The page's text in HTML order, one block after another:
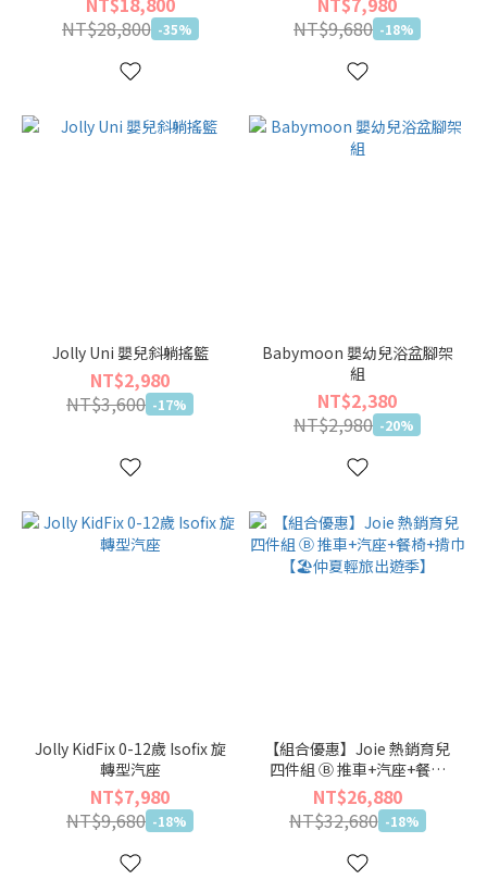
NT$28,800 -35%
NT$9,680 -18%
Jolly Uni 嬰兒斜躺搖籃
NT$2,980
NT$3,600 -17%
Babymoon 嬰幼兒浴盆腳架
組
NT$2,380
NT$2,980 -20%
Jolly KidFix 0-12歲 Isofix 旋
轉型汽座
NT$7,980
NT$9,680 -18%
【組合優惠】Joie 熱銷育兒
四件組 Ⓑ 推車+汽座+餐椅
+揹巾【🏖仲夏輕旅出遊季】
NT$26,880
NT$32,680 -18%